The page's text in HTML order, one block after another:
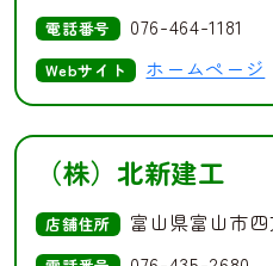
電話番号 076-464-1181
Webサイト ホームページ
（株）北新建工
店舗住所 富山県富山市四